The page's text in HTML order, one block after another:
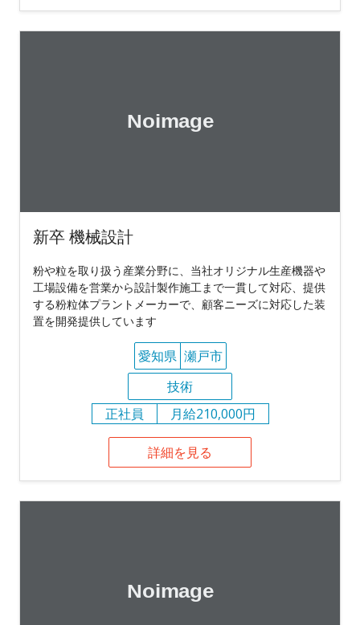
新卒 機械設計
粉や粒を取り扱う産業分野に、当社オリジナル生産機器や
工場設備を営業から設計製作施工まで一貫して対応、提供
する粉粒体プラントメーカーで、顧客ニーズに対応した装
置を開発提供しています
愛知県 瀬戸市
技術
正社員
月給210,000円
詳細を見る